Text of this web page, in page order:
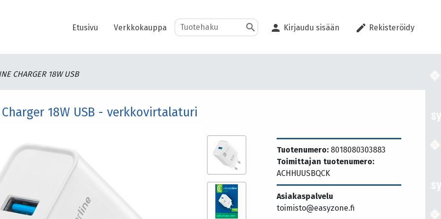
Etusivu Verkkokauppa search person Kirjaudu sisään edit Rekisteröidy
CHARGER 18W USB
18W USB - verkkovirtalaturi
Tuotenumero: 8018080303883
Toimittajan tuotenumero:
ACHHUUSBQCK
Asiakaspalvelu
toimisto@easyzone.fi